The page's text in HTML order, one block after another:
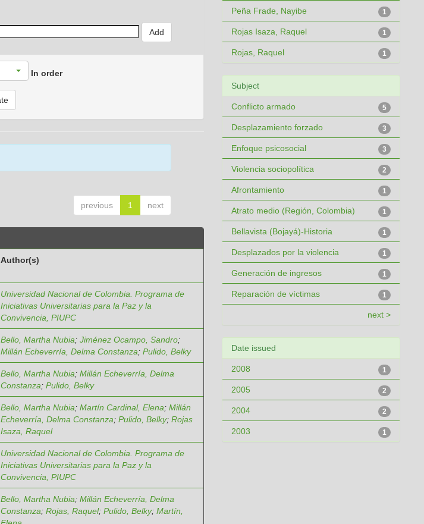
In order
previous 1 next
Author(s)
Universidad Nacional de Colombia. Programa de
Iniciativas Universitarias para la Paz y la
Convivencia, PIUPC
Bello, Martha Nubia; Jiménez Ocampo, Sandro;
Millán Echeverría, Delma Constanza; Pulido, Belky
Bello, Martha Nubia; Millán Echeverría, Delma
Constanza; Pulido, Belky
Bello, Martha Nubia; Martín Cardinal, Elena; Millán
Echeverría, Delma Constanza; Pulido, Belky; Rojas
Isaza, Raquel
Universidad Nacional de Colombia. Programa de
Iniciativas Universitarias para la Paz y la
Convivencia, PIUPC
Bello, Martha Nubia; Millán Echeverría, Delma
Constanza; Rojas, Raquel; Pulido, Belky; Martín,
1
Peña Frade, Nayibe
1
Rojas Isaza, Raquel
1
Rojas, Raquel
Subject
5
Conflicto armado
3
Desplazamiento forzado
3
Enfoque psicosocial
2
Violencia sociopolítica
1
Afrontamiento
1
Atrato medio (Región, Colombia)
1
Bellavista (Bojayá)-Historia
1
Desplazados por la violencia
1
Generación de ingresos
1
Reparación de víctimas
next >
Date issued
1
2008
2
2005
2
2004
1
2003